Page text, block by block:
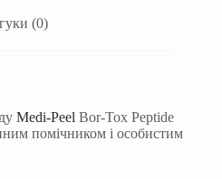
(0)
Medi-Peel Bor-Tox Peptide
помічником і особистим